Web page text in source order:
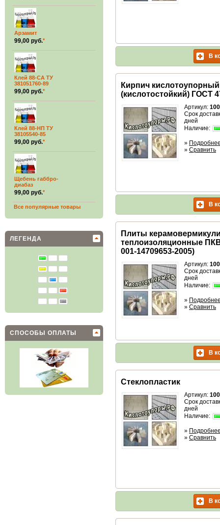
Арзамит
99,00 руб.*
Клей 88-СА ТУ
381051760-89
99,00 руб.*
Клей 88-НП ТУ
38105540-85
99,00 руб.*
Щебень габбро-
диабаз
99,00 руб.*
Все популярные товары
ЛЕГЕНДА
СПОСОБЫ ОПЛАТЫ
В
Кирпич кислотоупорный
(кислотостойкий) ГОСТ
Артикул:
Срок
дней
Наличие:
»
» Сравнить
В
Плиты
теплоизоляционные
001-14709653-2005)
Артикул:
Срок
дней
Наличие:
»
» Сравнить
В
Стеклопластик
Артикул:
Срок
дней
Наличие:
»
» Сравнить
В